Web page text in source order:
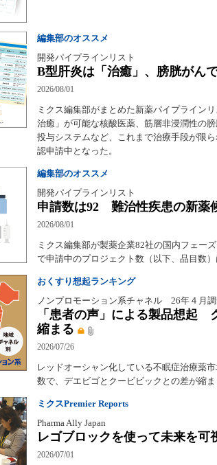
編集部のオススメ
開発パイプラインリスト
B型肝炎は「治癒」、膀胱がん
2026/08/01
ミクス編集部がまとめた新薬パイプライン
治癒」が可能な核酸医薬、筋層非浸潤性の
投与システムなど、これまで治療手段が限
認申請中となった。
編集部のオススメ
開発パイプラインリスト
申請数は92 難治性疾患の新薬
2026/08/01
ミクス編集部が製薬企業82社の国内フェー
で申請中のプロジェクト数（以下、品目数）
おくすり想起ランキング
ノンプロモーション系チャネル 26年４月
「患者の声」による製品想起
縮まる
2026/07/26
レッドオーシャン化している不眠症治療薬
数で、デエビゴとクービビックとの差が縮ま
ミクスPremier Reports
Pharma Ally Japan
レゴブロックを使って未来を
2026/07/01